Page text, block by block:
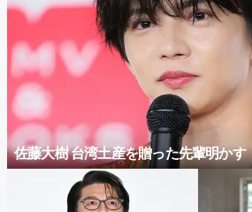
佐藤大樹 台湾土産を贈った先輩明かす